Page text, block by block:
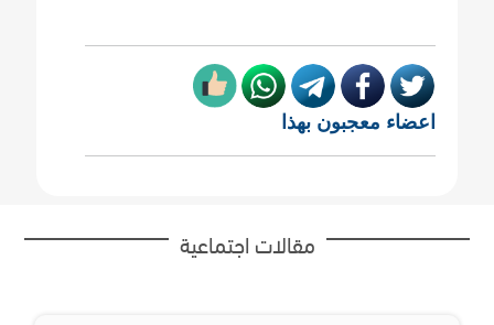
اعضاء معجبون بهذا
مقالات اجتماعية